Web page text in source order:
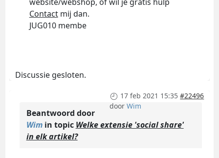
Contactmij dan.
JUG010 membe
Discussie gesloten.
17 feb 2021 15:35 #22496
doorWim
Beantwoord door
Wimin topic Welke extensie 'social share'
in elk artikel?